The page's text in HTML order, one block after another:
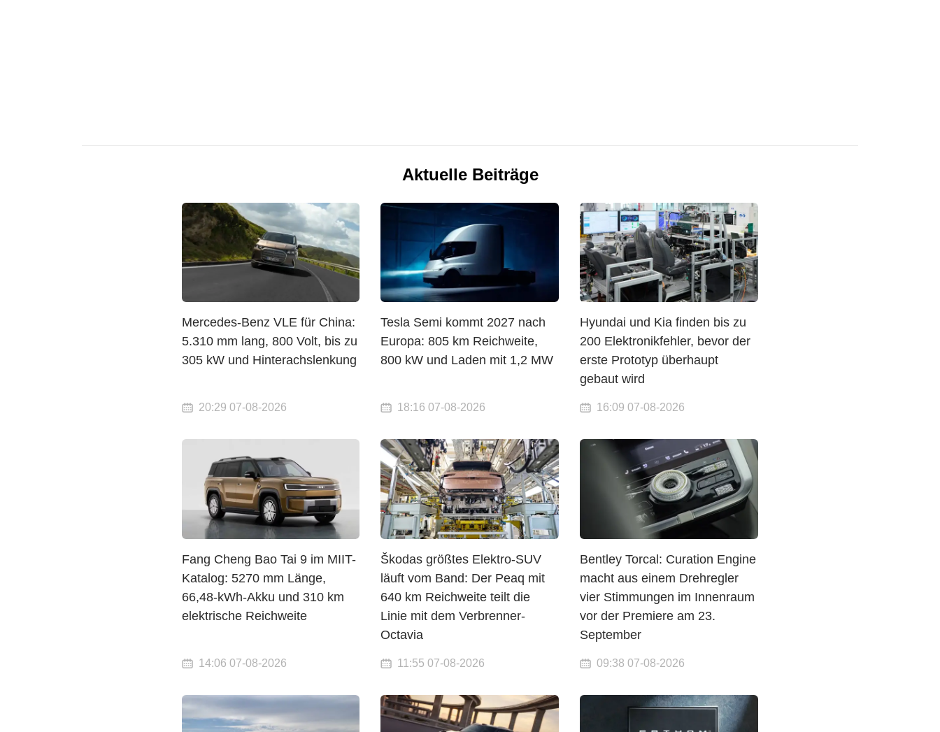
Aktuelle Beiträge
Mercedes-Benz VLE für China:
5.310 mm lang, 800 Volt, bis zu
305 kW und Hinterachslenkung
20:29 07-08-2026
Tesla Semi kommt 2027 nach
Europa: 805 km Reichweite,
800 kW und Laden mit 1,2 MW
18:16 07-08-2026
Hyundai und Kia finden bis zu
200 Elektronikfehler, bevor der
erste Prototyp überhaupt
gebaut wird
16:09 07-08-2026
Fang Cheng Bao Tai 9 im MIIT-
Katalog: 5270 mm Länge,
66,48-kWh-Akku und 310 km
elektrische Reichweite
14:06 07-08-2026
Škodas größtes Elektro-SUV
läuft vom Band: Der Peaq mit
640 km Reichweite teilt die
Linie mit dem Verbrenner-
Octavia
11:55 07-08-2026
Bentley Torcal: Curation Engine
macht aus einem Drehregler
vier Stimmungen im Innenraum
vor der Premiere am 23.
September
09:38 07-08-2026